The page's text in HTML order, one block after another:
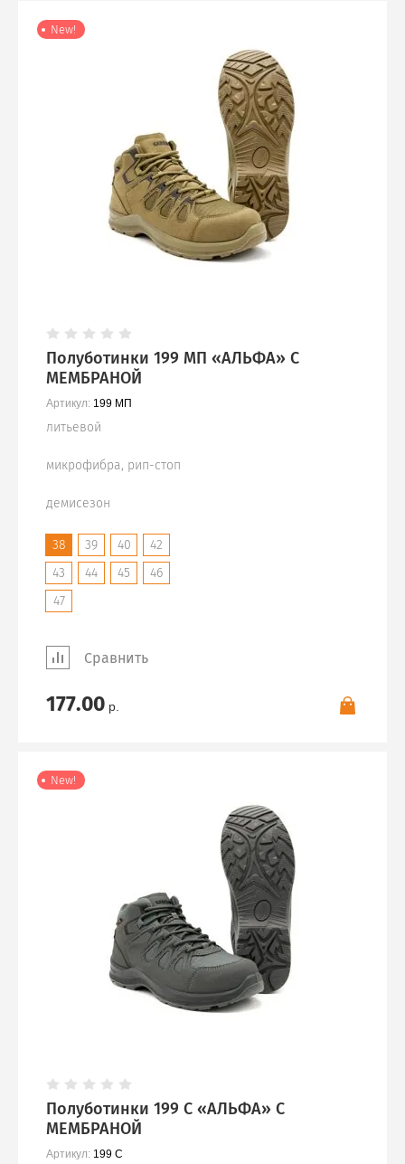
Рубашки, футболки
Головные уборы
Шарфы, платки
New!
Полуботинки 199 МП «АЛЬФА» С
МЕМБРАНОЙ
Артикул: 199 МП
литьевой
микрофибра, рип-стоп
демисезон
38 39 40
42
43
44 45
46
47
Сравнить
177.00 р.
New!
Полуботинки 199 С «АЛЬФА» С
МЕМБРАНОЙ
Артикул: 199 С